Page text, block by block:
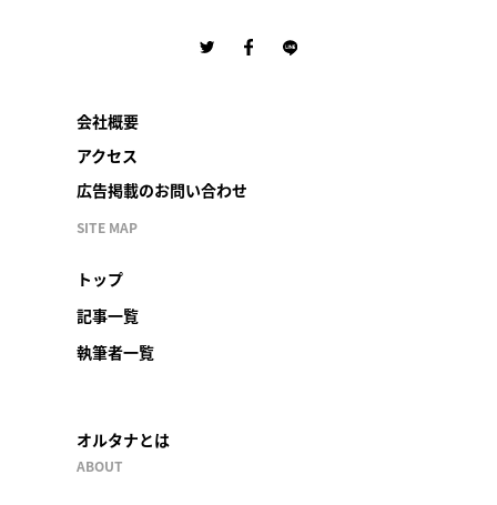
会社概要
アクセス
広告掲載のお問い合わせ
SITE MAP
トップ
記事一覧
執筆者一覧
オルタナとは
ABOUT